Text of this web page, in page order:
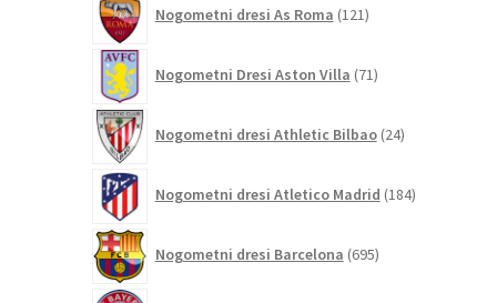
Nogometni dresi As Roma 121izdelkov
Nogometni Dresi Aston Villa 71izdelkov
Nogometni dresi Athletic Bilbao 24izdelkov
Nogometni dresi Atletico Madrid 184izdelkov
Nogometni dresi Barcelona 695izdelkov